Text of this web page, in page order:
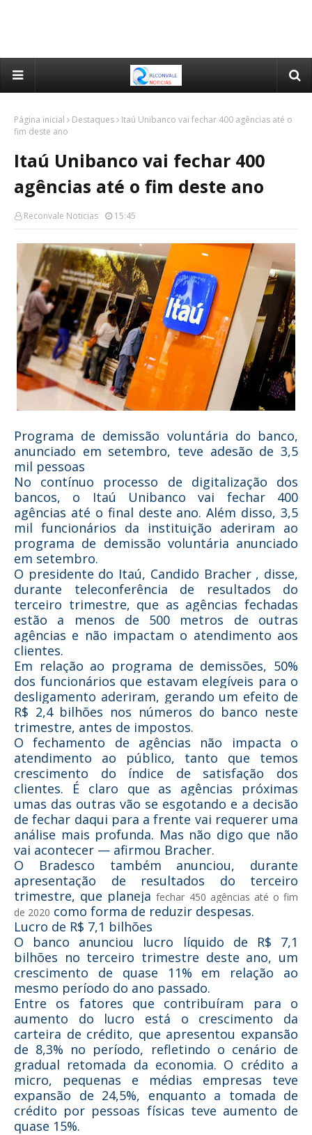
Página inicial Destaques
Itaú Unibanco vai fechar 400 agências até o
fim deste ano
Itaú Unibanco vai fechar 400
agências até o fim deste ano
Reconvale Noticias 15:45
Programa de demissão voluntária do banco,
anunciado em setembro, teve adesão de 3,5
mil pessoas
No contínuo processo de digitalização dos
bancos, o Itaú Unibanco vai fechar 400
agências até o final deste ano. Além disso, 3,5
mil funcionários da instituição aderiram ao
programa de demissão voluntária anunciado
em setembro.
O presidente do Itaú, Candido Bracher , disse,
durante teleconferência de resultados do
terceiro trimestre, que as agências fechadas
estão a menos de 500 metros de outras
agências e não impactam o atendimento aos
clientes.
Em relação ao programa de demissões, 50%
dos funcionários que estavam elegíveis para o
desligamento aderiram, gerando um efeito de
R$ 2,4 bilhões nos números do banco neste
trimestre, antes de impostos.
O fechamento de agências não impacta o
atendimento ao público, tanto que temos
crescimento do índice de satisfação dos
clientes. É claro que as agências próximas
umas das outras vão se esgotando e a decisão
de fechar daqui para a frente vai requerer uma
análise mais profunda. Mas não digo que não
vai acontecer — afirmou Bracher.
O Bradesco também anunciou, durante
apresentação de resultados do terceiro
trimestre, que planejafechar 450 agências até o fim
de 2020 como forma de reduzir despesas.
Lucro de R$ 7,1 bilhões
O banco anunciou lucro líquido de R$ 7,1
bilhões no terceiro trimestre deste ano, um
crescimento de quase 11% em relação ao
mesmo período do ano passado.
Entre os fatores que contribuíram para o
aumento do lucro está o crescimento da
carteira de crédito, que apresentou expansão
de 8,3% no período, refletindo o cenário de
gradual retomada da economia. O crédito a
micro, pequenas e médias empresas teve
expansão de 24,5%, enquanto a tomada de
crédito por pessoas físicas teve aumento de
quase 15%.